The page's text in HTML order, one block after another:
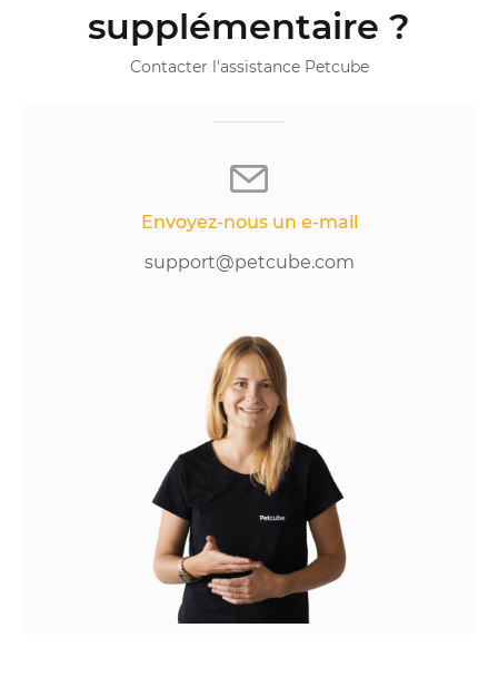
supplémentaire ?
Contacter l'assistance Petcube
Envoyez-nous un e-mail
support@petcube.com